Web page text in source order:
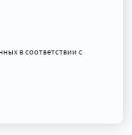
в соответствии с